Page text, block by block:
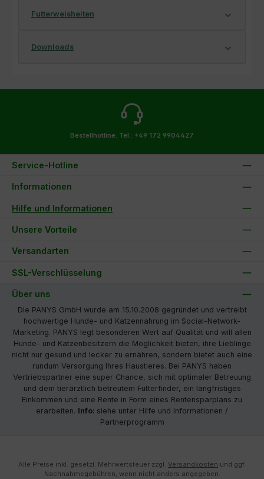
Futterweisheiten
Downloads
Bestellhotline: Tel.: +49 172 9904427
Service-Hotline
Informationen
Hilfe und Informationen
Unsere Vorteile
Versandarten
SSL-Verschlüsselung
Über uns
Die PANYS GmbH wurde am 15.10.2008 gegründet und vertreibt
hochwertige Hunde- und Katzennahrung im Social-Network-
Marketing. PANYS legt besonderen Wert auf Qualität und will allen
Hunde- und Katzenbesitzern die Möglichkeit bieten, ihre Lieblinge
nicht nur gesund und lecker zu ernähren, sondern bietet auch eine
rundum Versorgung Ihres Haustieres. Bei PANYS haben
Vertriebspartner eine super Chance, sich mit optimaler Betreuung
und dem tierärztlich betreutem Futterfinder, ein langfristiges
Einkommen und eine Rente in Form eines Rentensparplans zu
erarbeiten. Info: siehe unter Hilfe und Informationen /
Partnerprogramm
Alle Preise inkl. gesetzl. Mehrwertsteuer zzgl. Versandkosten und ggf.
Nachnahmegebühren, wenn nicht anders angegeben.